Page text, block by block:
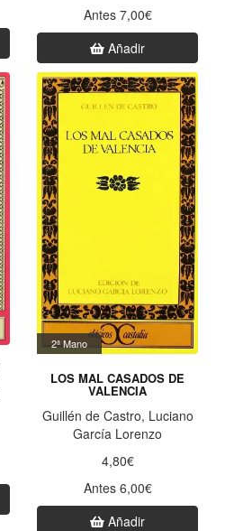
Antes 7,00€
Añadir
2ª Mano
LOS MAL CASADOS DE
VALENCIA
Guillén de Castro, Luciano
García Lorenzo
4,80€
Antes 6,00€
Añadir